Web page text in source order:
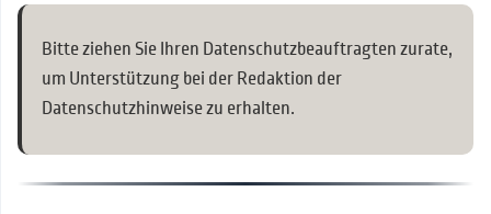
Bitte ziehen Sie Ihren Datenschutzbeauftragten zurate,
um Unterstützung bei der Redaktion der
Datenschutzhinweise zu erhalten.